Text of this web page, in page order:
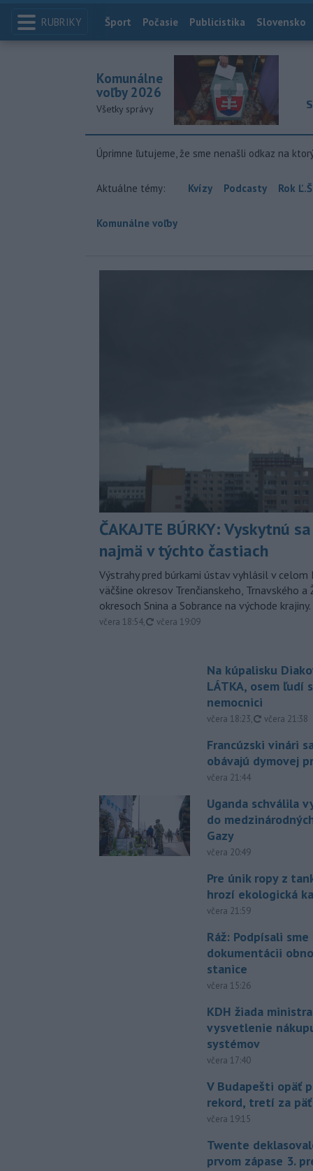
RUBRIKY Index
Šport Počasie Publicistika Slovensko
Komunálne
voľby 2026
Všetky správy
Úprimne ľutujeme, že sme nenašli odkaz na
Aktuálne témy: Kvízy Podcasty Rok
Komunálne voľby
ČAKAJTE BÚRKY: Vyskytnú
najmä v týchto častiach
Výstrahy pred búrkami ústav vyhlásil v
väčšine okresov Trenčianskeho, Trnavského a
okresoch Snina a Sobrance na východe krajiny.
včera 18:54, aktualizované
včera 19:09
Na kúpalisku
LÁTKA, osem ľudí
nemocnici
včera 18:23, aktualizované
včera 21:38
Francúzski vinári
obávajú dymovej
včera 21:44
Uganda schválila
do
Gazy
včera 20:49
Pre únik ropy z
hrozí ekologická
včera 21:59
Ráž: Podpísali
dokumentácii
stanice
včera 15:26
KDH žiada
vysvetlenie
systémov
včera 17:40
V Budapešti opäť
rekord, tretí za
včera 19:15
Twente
prvom zápase 3.